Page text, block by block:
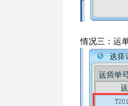
情况三：运